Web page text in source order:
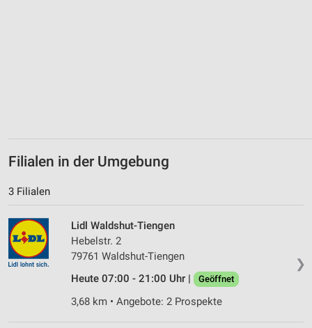
Filialen in der Umgebung
3 Filialen
❯
Lidl Waldshut-Tiengen
Hebelstr. 2
79761 Waldshut-Tiengen
Heute 07:00 - 21:00 Uhr |
Geöffnet
3,68 km • Angebote: 2 Prospekte